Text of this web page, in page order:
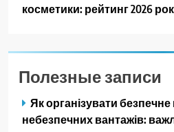
косметики: рейтинг 2026
Полезные записи
Як організувати
небезпечних вантажів: